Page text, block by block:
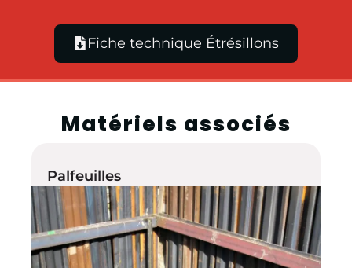
Fiche technique Étrésillons
Matériels associés
Palfeuilles